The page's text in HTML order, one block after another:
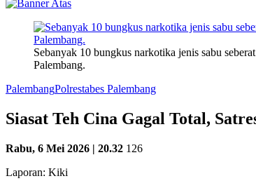
Sebanyak 10 bungkus narkotika jenis sabu
Palembang.
PalembangPolrestabes Palembang
Siasat Teh Cina Gagal Total,
Rabu, 6 Mei 2026 | 20.32 126
Laporan: Kiki